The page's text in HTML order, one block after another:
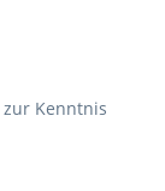
zur Kenntnis